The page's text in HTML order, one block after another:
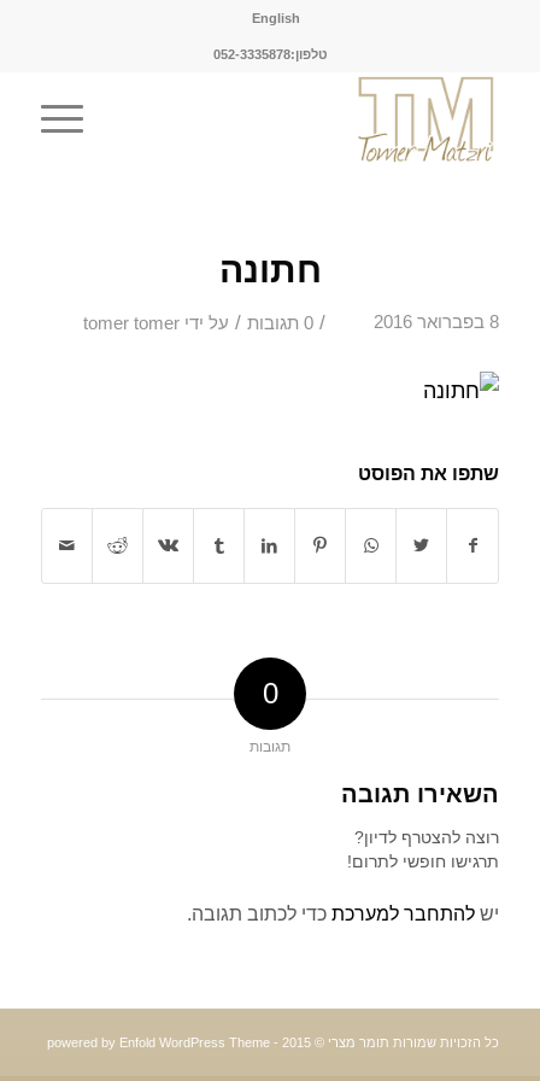
English
טלפון:052-3335878
חתונה
8 בפברואר 2016 / 0 תגובות / על ידי tomer tomer
שתפו את הפוסט
0
תגובות
השאירו תגובה
רוצה להצטרף לדיון?
תרגישו חופשי לתרום!
יש להתחבר למערכתכדי לכתוב תגובה.
כל הזכויות שמורות תומר מצרי © 2015 - powered by Enfold WordPress Theme